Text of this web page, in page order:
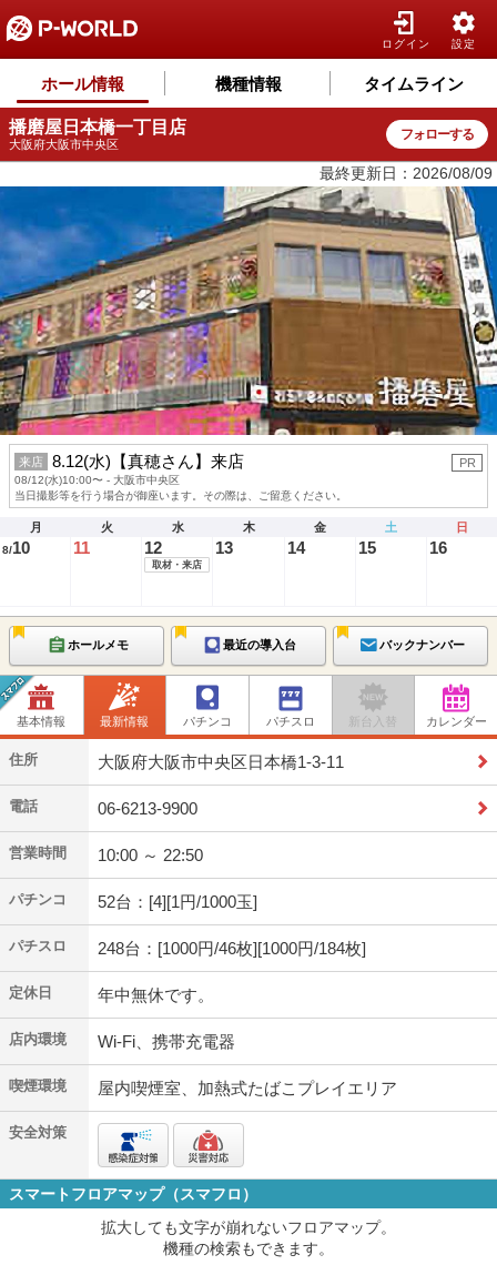
ログイン 設定
ホール情報 機種情報 タイムライン
播磨屋日本橋一丁目店
大阪府大阪市中央区
フォローする
最終更新日：2026/08/09
来店 8.12(水)【真穂さん】来店 PR
08/12(水)10:00〜 - 大阪市中央区
当日撮影等を行う場合が御座います。その際は、ご留意ください。
月 火 水 木 金 土 日
8/10 11 12
取材・来店
13 14 15 16
ホールメモ 最近の導入台 バックナンバー
基本情報 最新情報 パチンコ パチスロ 新台入替 カレンダー
住所 大阪府大阪市中央区日本橋1-3-11
電話 06-6213-9900
営業時間 10:00 ～ 22:50
パチンコ 52台：[4][1円/1000玉]
パチスロ 248台：[1000円/46枚][1000円/184枚]
定休日 年中無休です。
店内環境 Wi-Fi、携帯充電器
喫煙環境 屋内喫煙室、加熱式たばこプレイエリア
安全対策
スマートフロアマップ（スマフロ）
拡大しても文字が崩れないフロアマップ。
機種の検索もできます。